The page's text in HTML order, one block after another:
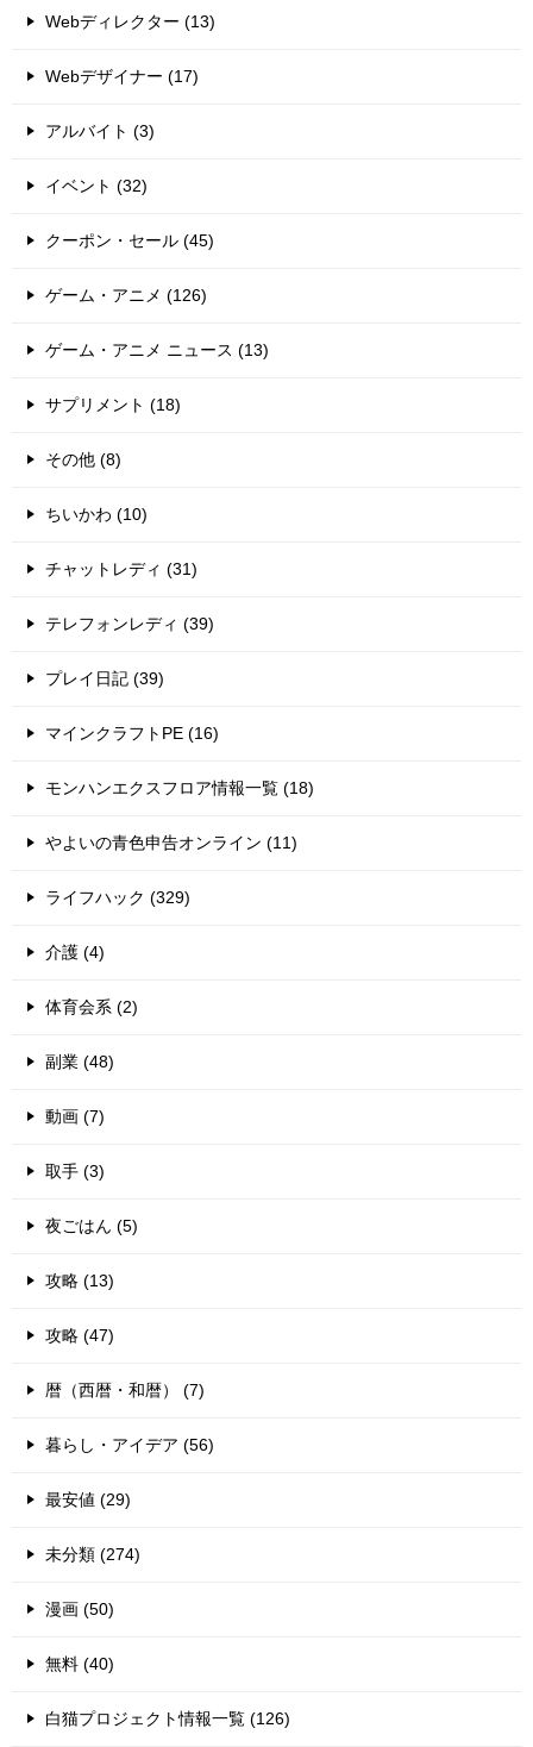
Webディレクター (13)
Webデザイナー (17)
アルバイト (3)
イベント (32)
クーポン・セール (45)
ゲーム・アニメ (126)
ゲーム・アニメ ニュース (13)
サプリメント (18)
その他 (8)
ちいかわ (10)
チャットレディ (31)
テレフォンレディ (39)
プレイ日記 (39)
マインクラフトPE (16)
モンハンエクスフロア情報一覧 (18)
やよいの青色申告オンライン (11)
ライフハック (329)
介護 (4)
体育会系 (2)
副業 (48)
動画 (7)
取手 (3)
夜ごはん (5)
攻略 (13)
攻略 (47)
暦（西暦・和暦） (7)
暮らし・アイデア (56)
最安値 (29)
未分類 (274)
漫画 (50)
無料 (40)
白猫プロジェクト情報一覧 (126)